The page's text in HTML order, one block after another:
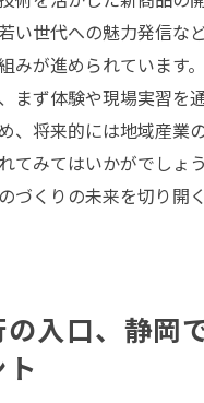
い世代への魅力発信な
みが進められています
まず体験や現場実習を
、将来的には地域産業
てみてはいかがでしょ
づくりの未来を切り開
入口、静岡